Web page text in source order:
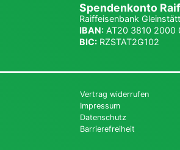
Spendenkonto
Raiffeisenbank
IBAN: AT20 3810 2000
BIC: RZSTAT2G102
Vertrag widerrufen
Impressum
Datenschutz
Barrierefreiheit